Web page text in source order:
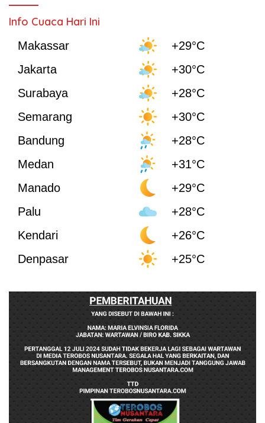
Info Cuaca Hari Ini
Makassar
+29°C
Jakarta
+30°C
Surabaya
+28°C
Semarang
+30°C
Bandung
+28°C
Medan
+31°C
Manado
+29°C
Palu
+28°C
Kendari
+26°C
Denpasar
+25°C